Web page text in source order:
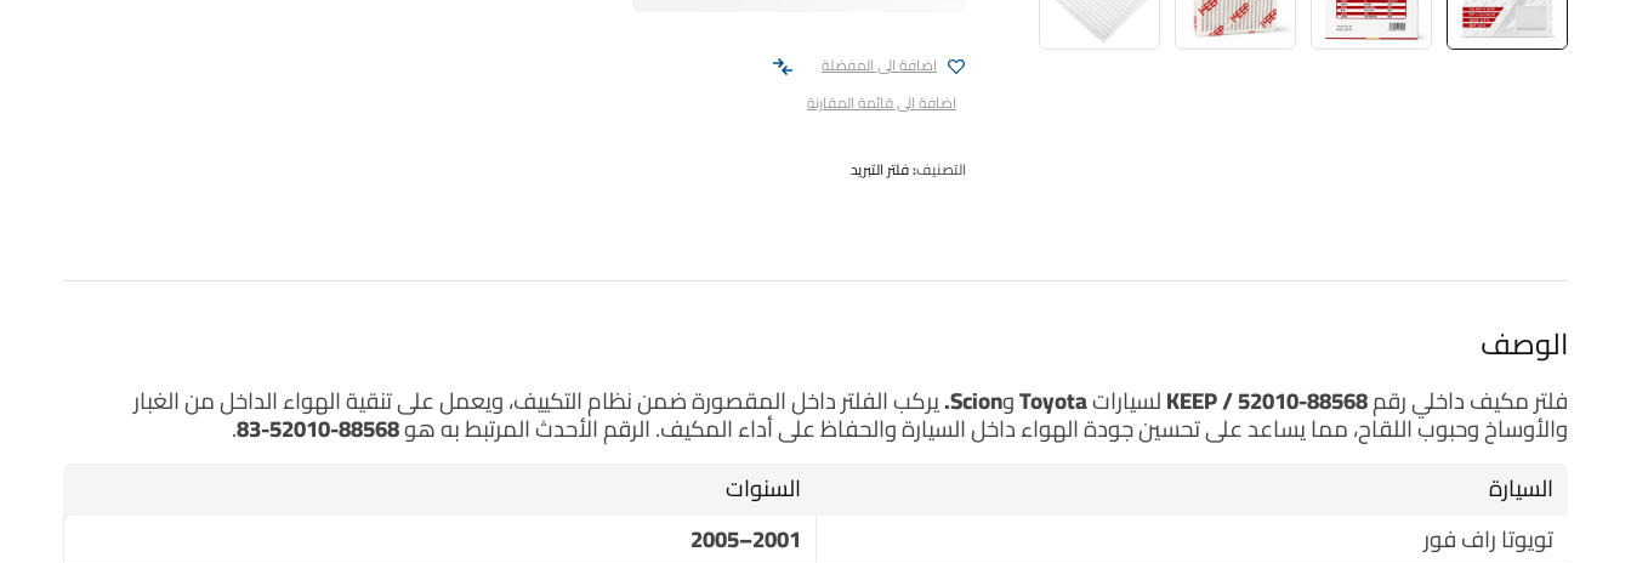
اضافة الى المفضلة
اضافة الى قائمة المقارنة
التصنيف:فلتر التبريد
الوصف
فلتر مكيف داخلي رقم 88568-52010 / KEEP لسيارات Toyota وScion. يركب الفلتر داخل المقصورة ضمن نظام التكييف، ويعمل على تنقية الهواء الداخل من الغبار
والأوساخ وحبوب اللقاح، مما يساعد على تحسين جودة الهواء داخل السيارة والحفاظ على أداء المكيف. الرقم الأحدث المرتبط به هو88568-52010-83
.
السيارة
السنوات
تويوتا راف فور
2001–2005